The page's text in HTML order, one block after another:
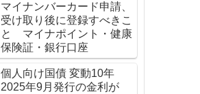
マイナンバーカード申請、
受け取り後に登録すべきこ
と マイナポイント・健康
保険証・銀行口座
個人向け国債 変動10年
2025年9月発行の金利が